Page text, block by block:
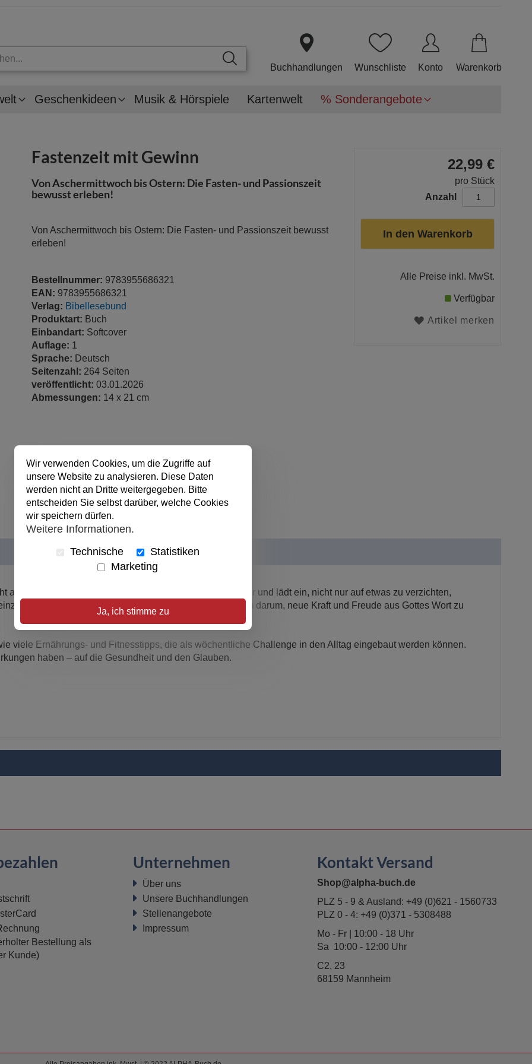
Buchhandlungen Wunschliste Konto Warenkorb
Geschenkideen Musik & Hörspiele Kartenwelt % Sonderangebote
Fastenzeit mit Gewinn
Von Aschermittwoch bis Ostern: Die Fasten- und Passionszeit
bewusst erleben!
Von Aschermittwoch bis Ostern: Die Fasten- und Passionszeit bewusst
erleben!
Bestellnummer: 9783955686321
EAN: 9783955686321
Verlag: Bibellesebund
Produktart: Buch
Einbandart: Softcover
Auflage: 1
Sprache: Deutsch
Seitenzahl: 264 Seiten
veröffentlicht: 03.01.2026
Abmessungen: 14 x 21 cm
22,99 €
pro Stück
Anzahl
In den Warenkorb
Alle Preise inkl. MwSt.
Verfügbar
Artikel merken
als um Verzicht. Dieses Buch ist ein idealer Begleiter dafür und lädt ein, nicht nur auf etwas zu verzichten,
Es geht um Fitness, Gesundheit und vor allem darum, neue Kraft und Freude aus Gottes Wort zu
viele Ernährungs- und Fitnesstipps, die als wöchentliche Challenge in den Alltag eingebaut werden können.
haben – auf die Gesundheit und den Glauben.
Wir verwenden Cookies, um die Zugriffe auf
unsere Website zu analysieren. Diese Daten
werden nicht an Dritte weitergegeben. Bitte
entscheiden Sie selbst darüber, welche Cookies
wir speichern dürfen.
Weitere Informationen.
Technische
Statistiken
Marketing
Ja, ich stimme zu
Bestellung als
Kunde)
Unternehmen
Über uns
Unsere Buchhandlungen
Stellenangebote
Impressum
Kontakt Versand
Shop@alpha-buch.de
PLZ 5 - 9 & Ausland: +49 (0)621 - 1560733
PLZ 0 - 4: +49 (0)371 - 5308488
Mo - Fr | 10:00 - 18 Uhr
Sa 10:00 - 12:00 Uhr
C2, 23
68159 Mannheim